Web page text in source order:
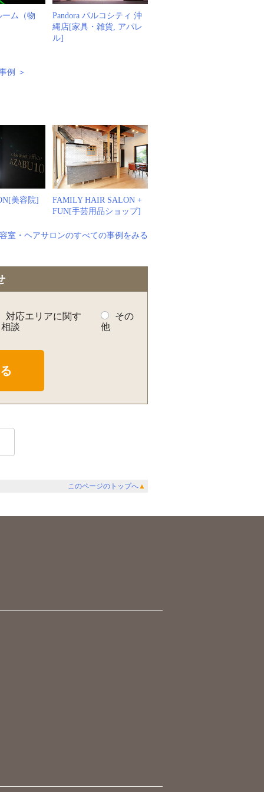
ーム（物
Pandora パルコシティ 沖
縄店[家具・雑貨, アパレ
ル]
例 ＞
美容院]
FAMILY HAIR SALON +
FUN[手芸用品ショップ]
室・ヘアサロンのすべての事例をみる
対応エリアに関す
談
その
他
このページのトップへ▲